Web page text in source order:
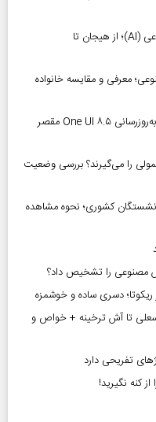
رشد خیره‌کننده بازار توکن‌های هوش مصنوعی (AI)؛ از هیجان تا
معرفی و مقایسه خانواده
بحران باتری در گوشی‌های سامسونگ؛ آیا به‌روزرسانی One UI ۸.۵ مقصر
را می‌گیرند؟ بررسی وضعیت
تومانی بازنشستگان کشوری؛ نحوه مشاهده
مصنوعی را تشخیص داد؟
دسری ساده و خوشمزه
تا آش ترخینه + خواص و
تفریحی دارد
کنه نگیرید!